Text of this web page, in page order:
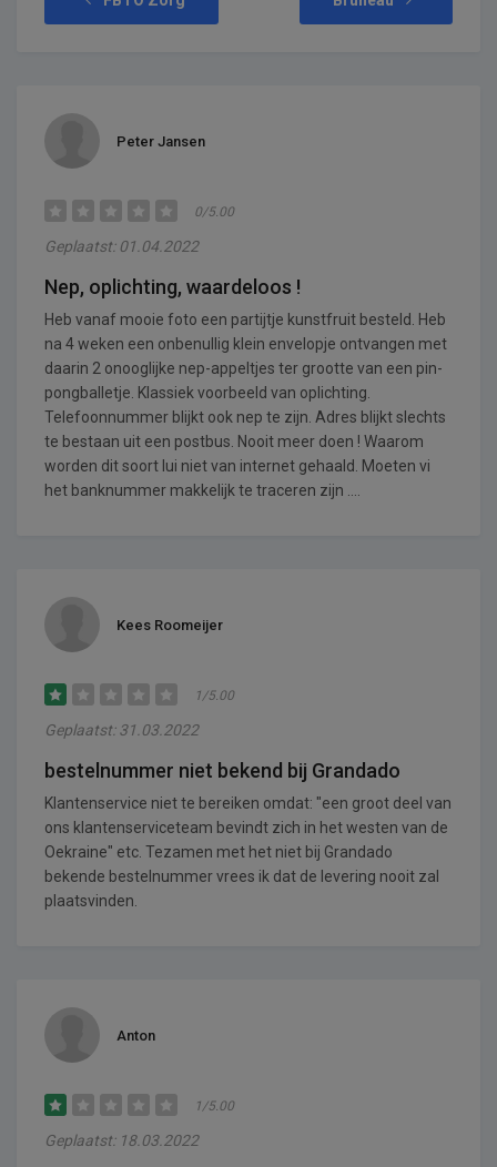
Peter Jansen
0/5.00
Geplaatst: 01.04.2022
Nep, oplichting, waardeloos !
Heb vanaf mooie foto een partijtje kunstfruit besteld. Heb
na 4 weken een onbenullig klein envelopje ontvangen met
daarin 2 onooglijke nep-appeltjes ter grootte van een pin-
pongballetje. Klassiek voorbeeld van oplichting.
Telefoonnummer blijkt ook nep te zijn. Adres blijkt slechts
te bestaan uit een postbus. Nooit meer doen ! Waarom
worden dit soort lui niet van internet gehaald. Moeten vi
het banknummer makkelijk te traceren zijn ....
Kees Roomeijer
1/5.00
Geplaatst: 31.03.2022
bestelnummer niet bekend bij Grandado
Klantenservice niet te bereiken omdat: "een groot deel van
ons klantenserviceteam bevindt zich in het westen van de
Oekraine" etc. Tezamen met het niet bij Grandado
bekende bestelnummer vrees ik dat de levering nooit zal
plaatsvinden.
Anton
1/5.00
Geplaatst: 18.03.2022